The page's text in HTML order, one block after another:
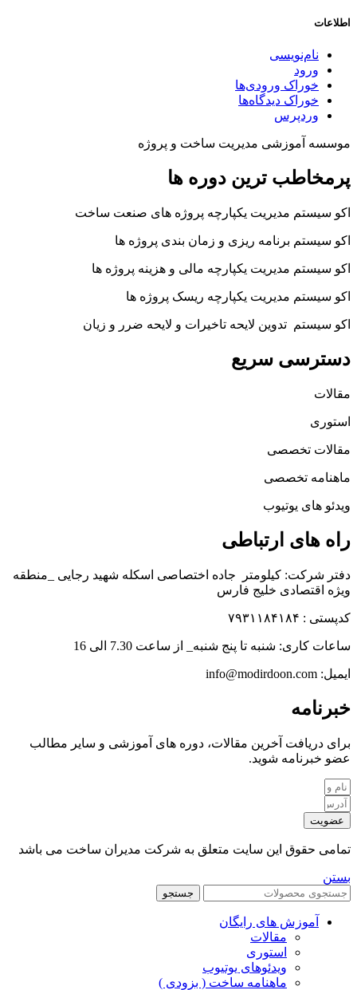
اطلاعات
نام‌نویسی
ورود
خوراک ورودی‌ها
خوراک دیدگاه‌ها
وردپرس
موسسه آموزشی مدیریت ساخت و پروژه
پرمخاطب ترین دوره ها
اکو سیستم مدیریت یکپارچه پروژه های صنعت ساخت
اکو سیستم برنامه ریزی و زمان بندی پروژه ها
اکو سیستم مدیریت یکپارچه مالی و هزینه پروژه ها
اکو سیستم مدیریت یکپارچه ریسک پروژه ها
اکو سیستم تدوین لایحه تاخیرات و لایحه ضرر و زیان
دسترسی سریع
مقالات
استوری
مقالات تخصصی
ماهنامه تخصصی
ویدئو های یوتیوب
راه های ارتباطی
دفتر شرکت: کیلومتر جاده اختصاصی اسکله شهید رجایی _منطقه
ویژه اقتصادی خلیج فارس
کدپستی : ۷۹۳۱۱۸۴۱۸۴
ساعات کاری: شنبه تا پنج شنبه_ از ساعت 7.30 الی 16
ایمیل: info@modirdoon.com
خبرنامه
برای دریافت آخرین مقالات، دوره های آموزشی و سایر مطالب
عضو خبرنامه شوید.
عضویت
تمامی حقوق این سایت متعلق به شرکت مدیران ساخت می باشد
بستن
جستجو
آموزش های رایگان
مقالات
استوری
ویدئوهای یوتیوب
ماهنامه ساخت ( بزودی )